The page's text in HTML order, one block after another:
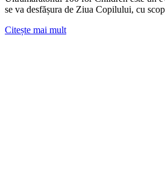
se va desfășura de Ziua Copilului, cu
Citește mai mult